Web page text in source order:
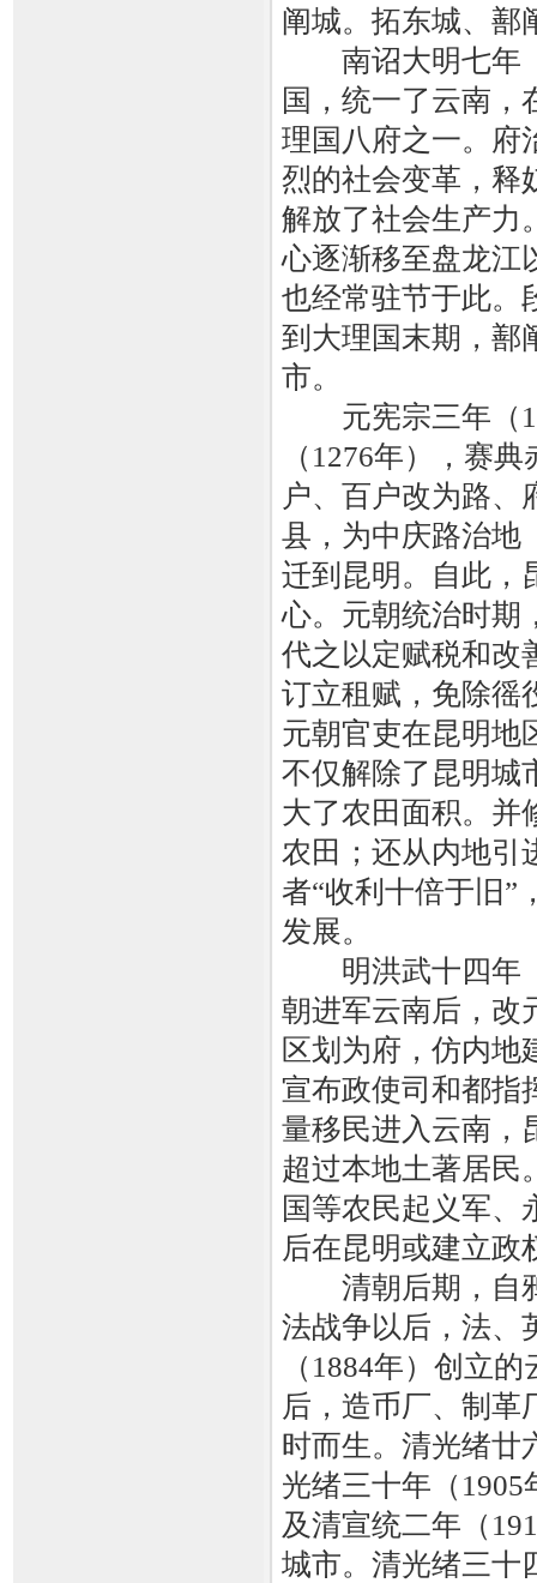
阐城。拓东城、鄯
南诏大明七年（
国，统一了云南，
理国八府之一。府
烈的社会变革，释
解放了社会生产力
心逐渐移至盘龙江
也经常驻节于此。
到大理国末期，鄯
市。
元宪宗三年（
（1276年），赛
户、百户改为路、
县，为中庆路治地
迁到昆明。自此，
心。元朝统治时期
代之以定赋税和改
订立租赋，免除徭
元朝官吏在昆明地
不仅解除了昆明城
大了农田面积。并
农田；还从内地引
者“收利十倍于旧”
发展。
明洪武十四年
朝进军云南后，改
区划为府，仿内地
宣布政使司和都指
量移民进入云南，
超过本地土著居民
国等农民起义军、
后在昆明或建立政
清朝后期，自鸦
法战争以后，法、
（1884年）创立
后，造币厂、制革
时而生。清光绪廿
光绪三十年（
及清宣统二年（
城市。清光绪三十